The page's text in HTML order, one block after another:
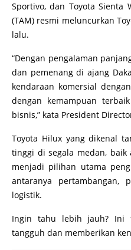
Sportivo, dan Toyota Sienta
(TAM) resmi meluncurkan
lalu.
“Dengan pengalaman
dan pemenang di ajang
kendaraan komersial
dengan kemampuan
bisnis,” kata President
Toyota Hilux yang dikenal
tinggi di segala medan, baik
menjadi pilihan utama
antaranya pertambangan,
logistik.
Ingin tahu lebih jauh? Ini
tangguh dan memberikan